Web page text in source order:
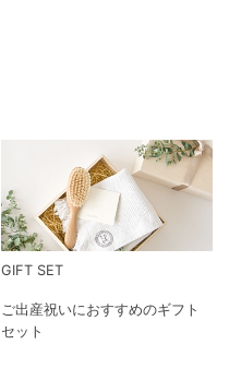
GIFT SET
ご出産祝いにおすすめのギフト
セット